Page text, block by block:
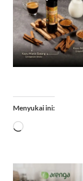
Menyukai ini:
Memuat...